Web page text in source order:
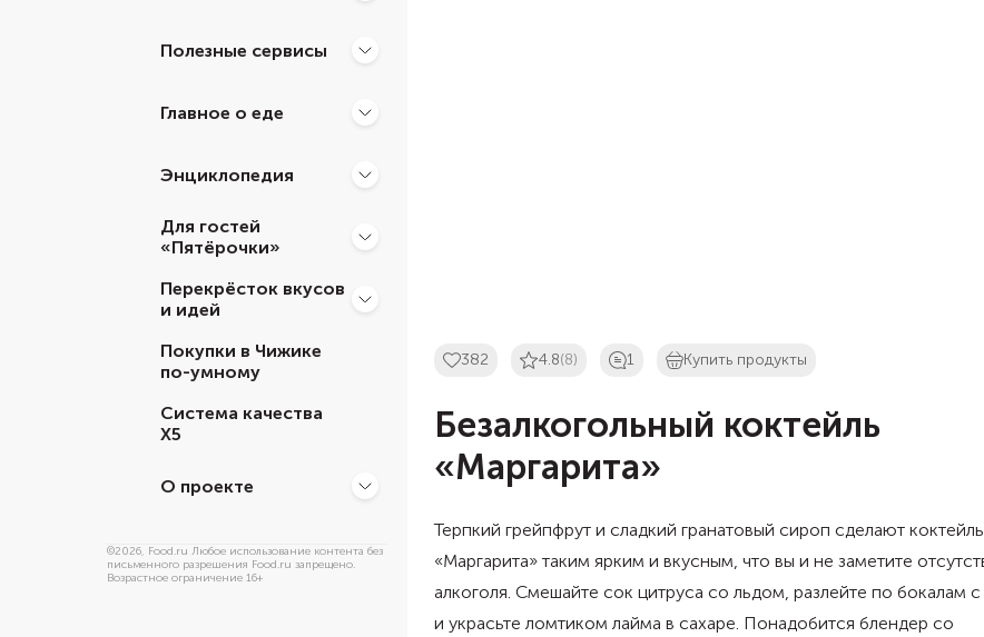
Полезные сервисы
Главное о еде
Энциклопедия
Для гостей
«Пятёрочки»
Перекрёсток вкусов
и идей
Покупки в Чижике
по-умному
Система качества
Х5
О проекте
©2026, Food.ru Любое использование контента без
письменного разрешения Food.ru запрещено.
Возрастное ограничение 16+
382 4.8(8) 1 Купить продукты
Безалкогольный коктейль
«Маргарита»
Терпкий грейпфрут и сладкий гранатовый сироп сделают коктейль
«Маргарита» таким ярким и вкусным, что вы и не заметите
алкоголя. Смешайте сок цитруса со льдом, разлейте по бокалам
и украсьте ломтиком лайма в сахаре. Понадобится блендер со